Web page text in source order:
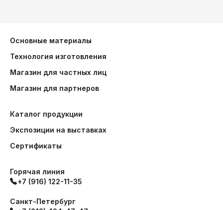
Основные материалы
Технология изготовления
Магазин для частных лиц
Магазин для партнеров
Каталог продукции
Экспозиции на выставках
Сертификаты
Горячая линия
+7 (916) 122-11-35
Санкт-Петербург